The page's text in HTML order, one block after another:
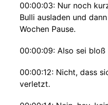
00:00:03: Nur noch
Bulli ausladen und
Wochen Pause.
00:00:09: Also sei
00:00:12: Nicht, dass
verletzt.